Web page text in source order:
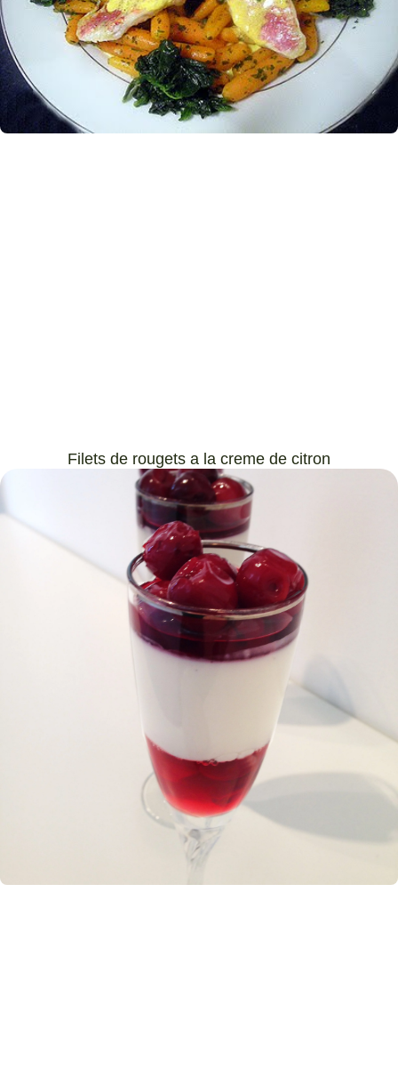
Filets de rougets a la creme de citron